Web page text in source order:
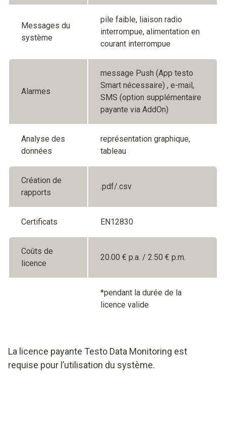
Messages du
système
pile faible, liaison radio
interrompue, alimentation en
courant interrompue
Alarmes
message Push (App testo
Smart nécessaire) , e-mail,
SMS (option supplémentaire
payante via AddOn)
Analyse des
données
représentation graphique,
tableau
Création de
rapports
.pdf/.csv
Certificats EN12830
Coûts de
licence
20.00 € p.a. / 2.50 € p.m.
*pendant la durée de la
licence valide
La licence payante Testo Data Monitoring est
requise pour l’utilisation du système.